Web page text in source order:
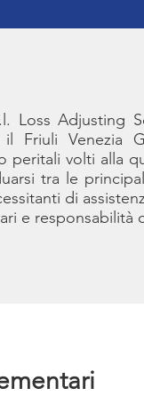
Loss Adjusting
il Friuli Venezia
peritali volti alla
tra le
di
e responsabilità